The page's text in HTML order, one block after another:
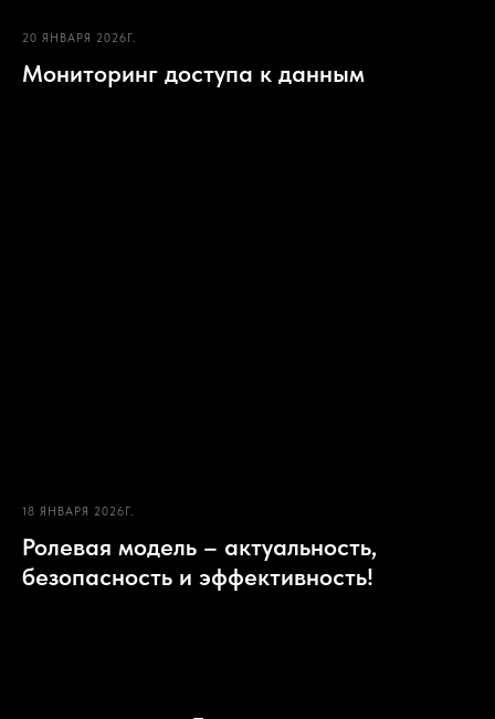
20 ЯНВАРЯ 2026Г.
Мониторинг доступа к данным
18 ЯНВАРЯ 2026Г.
Ролевая модель – актуальность,
безопасность и эффективность!